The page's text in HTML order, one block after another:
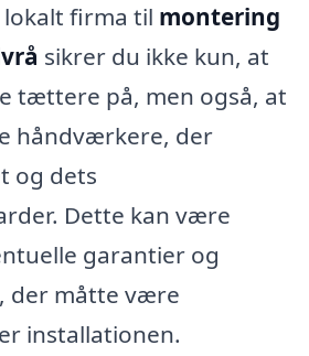
firma til montering
sikrer du ikke kun, at
tættere på, men også, at
håndværkere, der
og dets
Dette kan være
garantier og
der måtte være
installationen.